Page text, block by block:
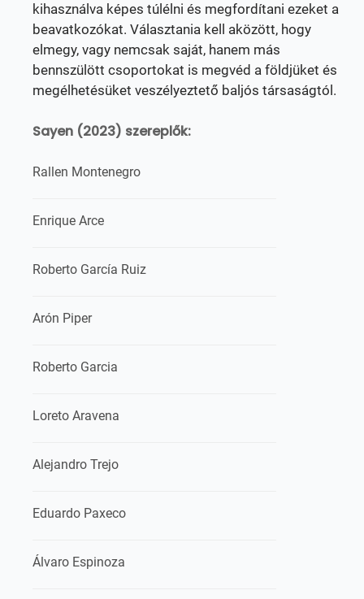
kihasználva képes túlélni és megfordítani ezeket a
beavatkozókat. Választania kell aközött, hogy
elmegy, vagy nemcsak saját, hanem más
bennszülött csoportokat is megvéd a földjüket és
megélhetésüket veszélyeztető baljós társaságtól.
Sayen (2023) szereplők:
Rallen Montenegro
Enrique Arce
Roberto García Ruiz
Arón Piper
Roberto Garcia
Loreto Aravena
Alejandro Trejo
Eduardo Paxeco
Álvaro Espinoza